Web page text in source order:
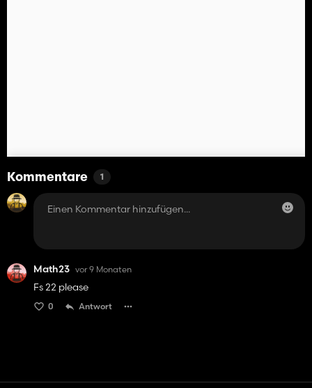
Kommentare 1
Math23 vor 9 Monaten
Fs 22 please
0 Antwort